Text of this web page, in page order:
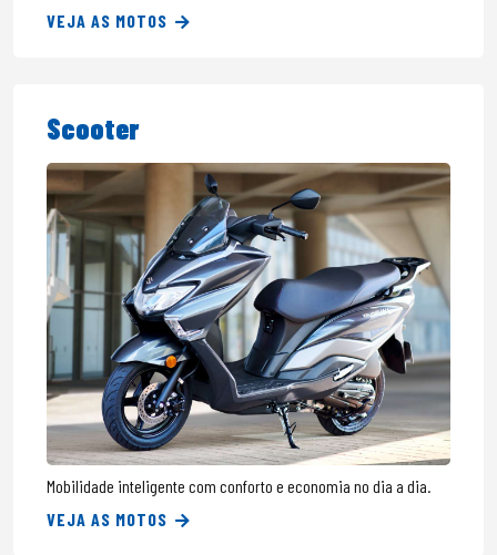
VEJA AS MOTOS
Scooter
Mobilidade inteligente com conforto e economia no dia a dia.
VEJA AS MOTOS